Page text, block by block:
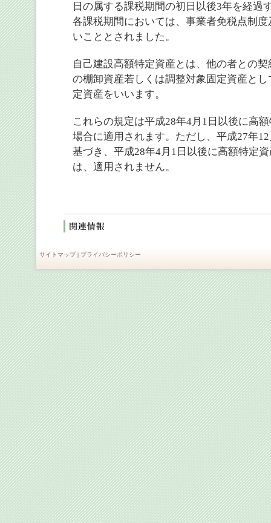
日の属する課税期間の初日以後3年を経過
各課税期間においては、事業者免税点制
いこととされました。
自己建設高額特定資産とは、他の者との
の棚卸資産若しくは調整対象固定資産と
定資産をいいます。
これらの規定は平成28年4月1日以後に高
場合に適用されます。ただし、平成27年
基づき、平成28年4月1日以後に高額特定
は、適用されません。
サイトマップ| プライバシーポリシー